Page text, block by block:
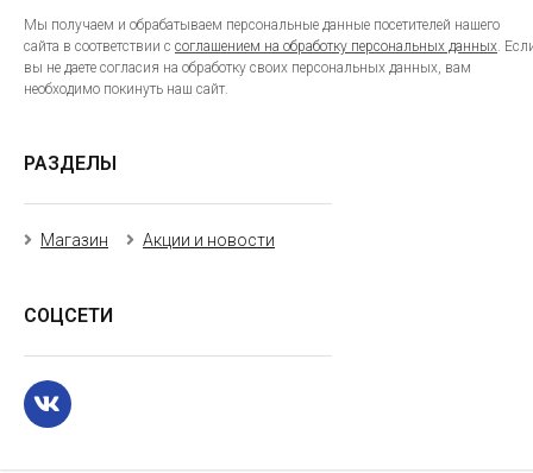
Мы получаем и обрабатываем персональные данные посетителей нашего
сайта в соответствии с соглашением на обработку персональных данных.
вы не даете согласия на обработку своих персональных данных, вам
необходимо покинуть наш сайт.
РАЗДЕЛЫ
Магазин Акции и новости
СОЦСЕТИ